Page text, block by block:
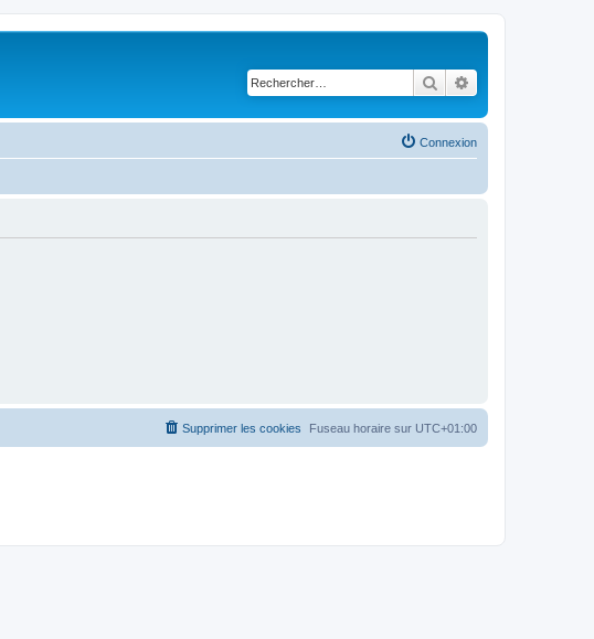
Rechercher
Connexion
Fuseau horaire sur UTC+01:00
Supprimer les cookies